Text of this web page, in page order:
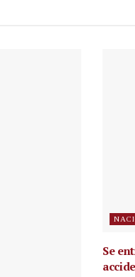
Se